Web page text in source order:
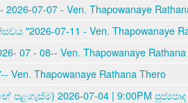
07-07 - Ven. Thapowanaye
"2026-07-11 - Ven. Thapowanaye
- 08-- Ven. Thapowanaye Rathana
Ven. Thapowanaye Rathana Thero
පළගැස්ම) 2026-07-04 | 9:00PM